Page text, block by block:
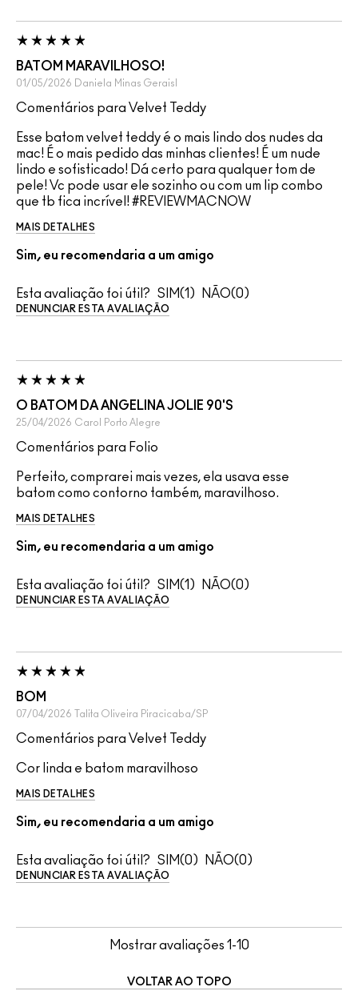
BATOM MARAVILHOSO!
01/05/2026 Daniela Minas Geraisl
Comentários para Velvet Teddy
Esse batom velvet teddy é o mais lindo dos nudes da
mac! É o mais pedido das minhas clientes! É um nude
lindo e sofisticado! Dá certo para qualquer tom de
pele! Vc pode usar ele sozinho ou com um lip combo
que tb fica incrível! #REVIEWMACNOW
MAIS DETALHES
Sim, eu recomendaria a um amigo
Esta avaliação foi útil? 1 0
DENUNCIAR ESTA AVALIAÇÃO
O BATOM DA ANGELINA JOLIE 90'S
25/04/2026 Carol Porto Alegre
Comentários para Folio
Perfeito, comprarei mais vezes, ela usava esse
batom como contorno também, maravilhoso.
MAIS DETALHES
Sim, eu recomendaria a um amigo
Esta avaliação foi útil? 1 0
DENUNCIAR ESTA AVALIAÇÃO
BOM
07/04/2026 Talita Oliveira Piracicaba/SP
Comentários para Velvet Teddy
Cor linda e batom maravilhoso
MAIS DETALHES
Sim, eu recomendaria a um amigo
Esta avaliação foi útil? 0 0
DENUNCIAR ESTA AVALIAÇÃO
Mostrar avaliações 1-10
VOLTAR AO TOPO